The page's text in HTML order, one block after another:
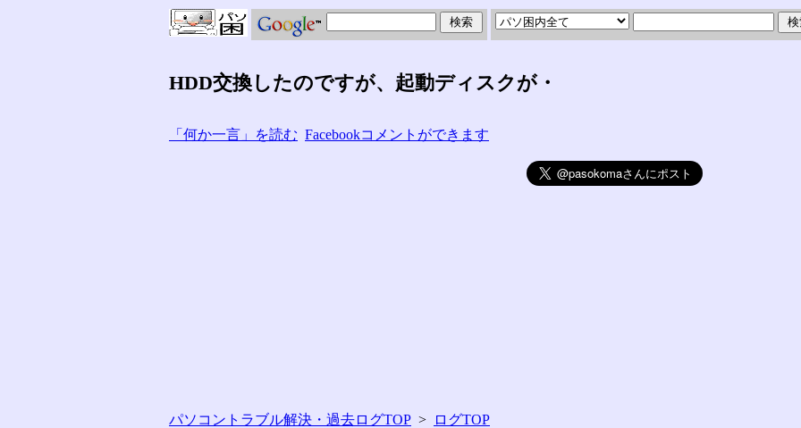
HDD交換したのですが、起動ディスクが・
「何か一言」を読む Facebookコメントができます
パソコントラブル解決・過去ログTOP > ログTOP